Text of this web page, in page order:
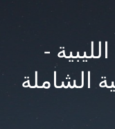
-
الشاملة